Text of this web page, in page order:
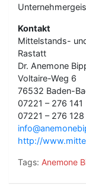
Kontakt
Mittelstands-
Rastatt
Dr. Anemone
Voltaire-Weg 6
76532 Baden-
07221 – 276 141
07221 – 276 128
http://
Tags: Anemone